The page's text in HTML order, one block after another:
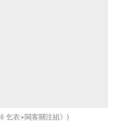
衣+閪客關注組》